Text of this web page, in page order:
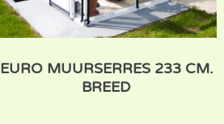
EURO MUURSERRES 233 CM.
BREED